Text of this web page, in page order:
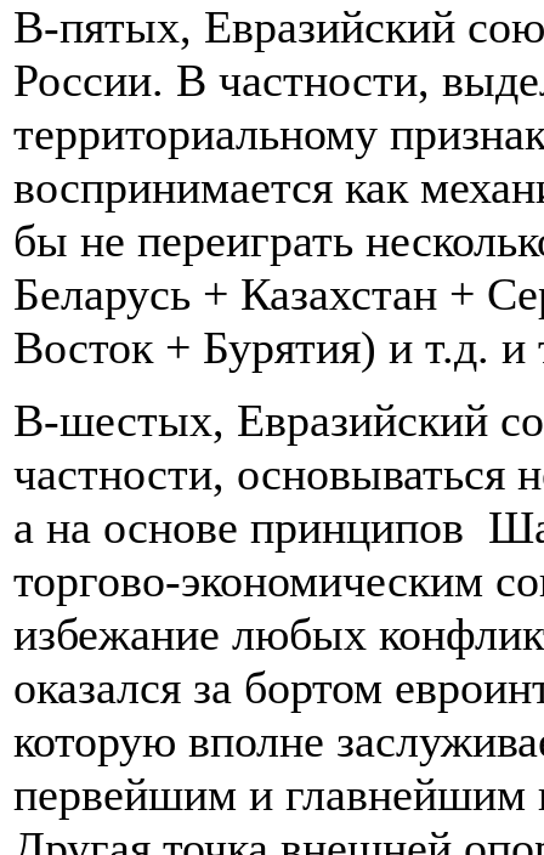
В-пятых, Евразийский
России. В частности,
территориальному
воспринимается как
бы не переиграть
Беларусь + Казахстан +
Восток + Бурятия) и т.д. и
В-шестых, Евразийский
частности, основываться
а на основе принципов
торгово-экономическим
избежание любых
оказался за бортом
которую вполне
первейшим и главнейшим